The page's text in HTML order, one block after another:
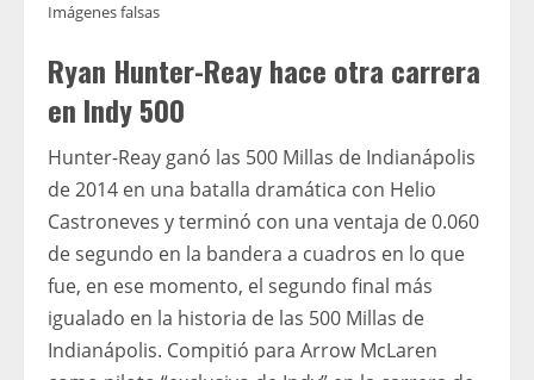
Imágenes falsas
Ryan Hunter-Reay hace otra carrera
en Indy 500
Hunter-Reay ganó las 500 Millas de Indianápolis
de 2014 en una batalla dramática con Helio
Castroneves y terminó con una ventaja de 0.060
de segundo en la bandera a cuadros en lo que
fue, en ese momento, el segundo final más
igualado en la historia de las 500 Millas de
Indianápolis. Compitió para Arrow McLaren